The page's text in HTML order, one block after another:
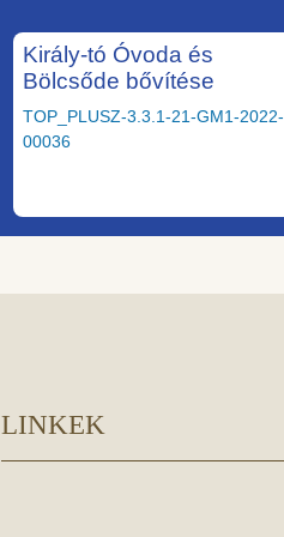
Király-tó Óvoda és
Bölcsőde bővítése
TOP_PLUSZ-3.3.1-21-GM1-2022-
00036
LINKEK